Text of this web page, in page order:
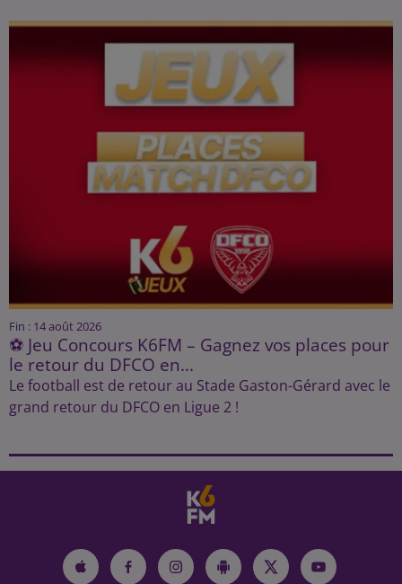
Fin : 14 août 2026
⚽ Jeu Concours K6FM – Gagnez vos places pour
le retour du DFCO en...
Le football est de retour au Stade Gaston-Gérard avec le
grand retour du DFCO en Ligue 2 !